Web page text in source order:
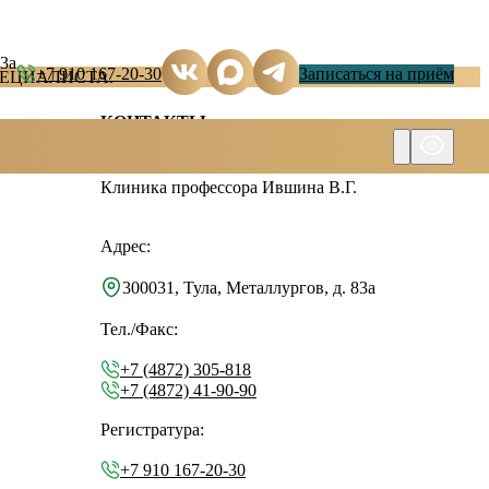
+7 910 167-20-30 Записаться на приём
КОНТАКТЫ
Клиника профессора Ившина В.Г.
Адрес:
300031, Тула, Металлургов, д. 83а
Тел./Факс:
+7 (4872) 305-818
+7 (4872) 41-90-90
Регистратура:
+7 910 167-20-30